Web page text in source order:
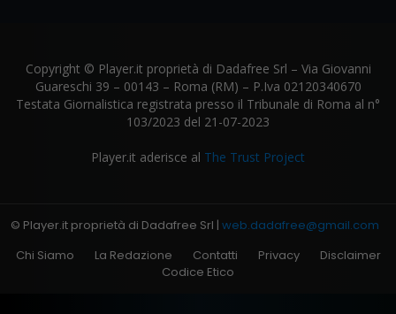
Copyright © Player.it proprietà di Dadafree Srl – Via Giovanni
Guareschi 39 – 00143 – Roma (RM) – P.Iva 02120340670
Testata Giornalistica registrata presso il Tribunale di Roma al n°
103/2023 del 21-07-2023
Player.it aderisce al The Trust Project
© Player.it proprietà di Dadafree Srl | web.dadafree@gmail.com
Chi Siamo
La Redazione Contatti Privacy
Disclaimer
Codice Etico